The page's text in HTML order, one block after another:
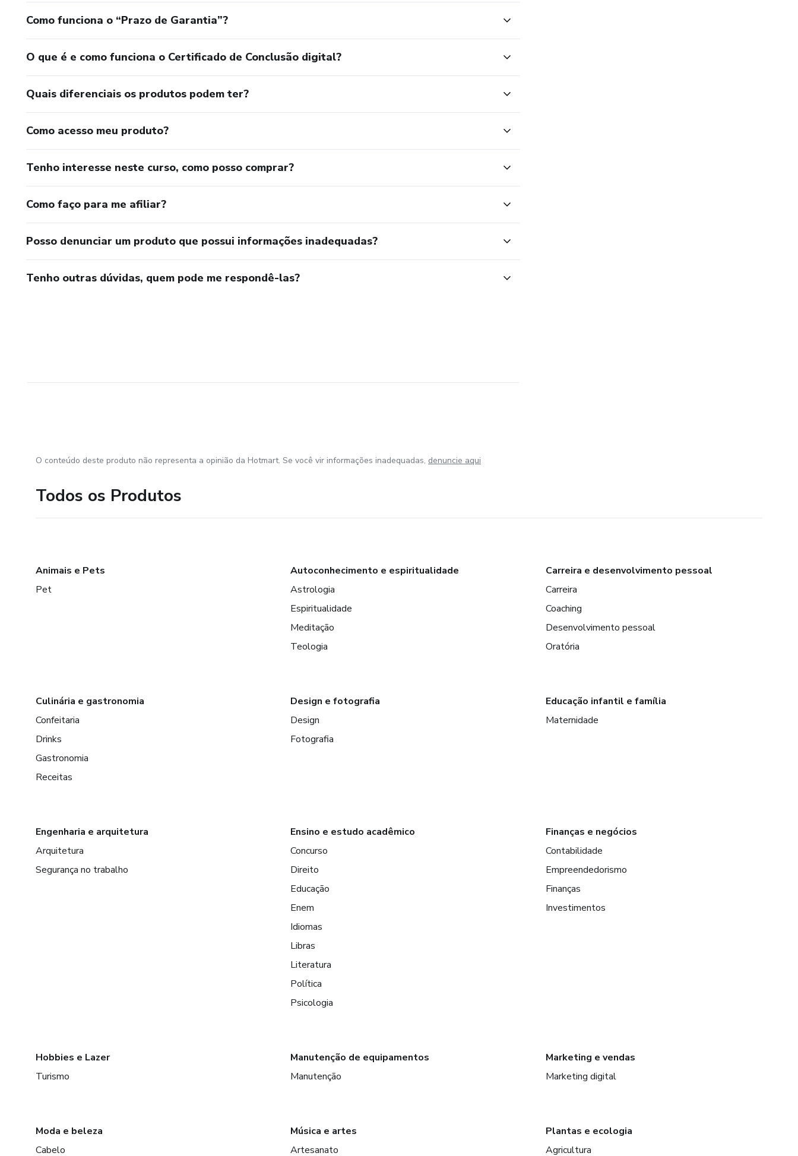
Como funciona o “Prazo de Garantia”?
O que é e como funciona o Certificado de Conclusão digital?
Quais diferenciais os produtos podem ter?
Como acesso meu produto?
Tenho interesse neste curso, como posso comprar?
Como faço para me afiliar?
Posso denunciar um produto que possui informações inadequadas?
Tenho outras dúvidas, quem pode me respondê-las?
O conteúdo deste produto não representa a opinião da Hotmart. Se você vir informações inadequadas, denuncie aqui
Todos os Produtos
Animais e Pets
Pet
Autoconhecimento e espiritualidade
Astrologia
Espiritualidade
Meditação
Teologia
Carreira e desenvolvimento pessoal
Carreira
Coaching
Desenvolvimento pessoal
Oratória
Culinária e gastronomia
Confeitaria
Drinks
Gastronomia
Receitas
Design e fotografia
Design
Fotografia
Educação infantil e família
Maternidade
Engenharia e arquitetura
Arquitetura
Segurança no trabalho
Ensino e estudo acadêmico
Concurso
Direito
Educação
Enem
Idiomas
Libras
Literatura
Política
Psicologia
Finanças e negócios
Contabilidade
Empreendedorismo
Finanças
Investimentos
Hobbies e Lazer
Turismo
Manutenção de equipamentos
Manutenção
Marketing e vendas
Marketing digital
Moda e beleza
Cabelo
Música e artes
Artesanato
Plantas e ecologia
Agricultura